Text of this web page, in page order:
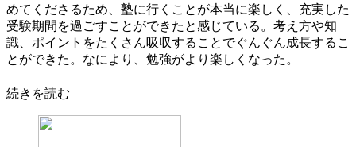
めてくださるため、塾に行くことが本当に楽しく、充実した
受験期間を過ごすことができたと感じている。考え方や知
識、ポイントをたくさん吸収することでぐんぐん成長するこ
とができた。なにより、勉強がより楽しくなった。
続きを読む